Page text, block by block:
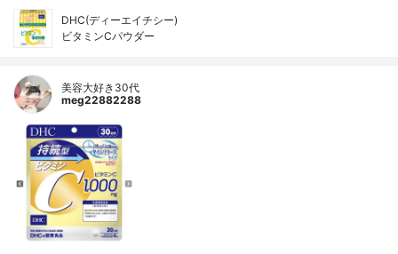
DHC(ディーエイチシー)
ビタミンCパウダー
美容大好き30代
meg22882288